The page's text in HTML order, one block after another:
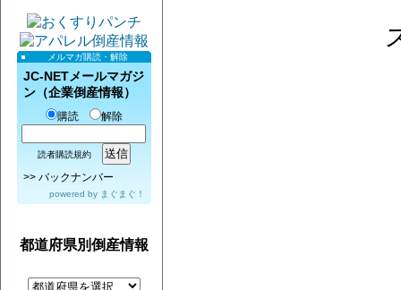
メルマガ購読・解除
JC-NETメールマガジ
ン（企業倒産情報）
購読 解除
読者購読規約
>> バックナンバー
powered by まぐまぐ！
都道府県別倒産情報